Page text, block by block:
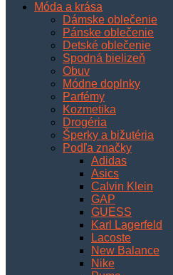
Móda a krása
Dámske oblečenie
Pánske oblečenie
Detské oblečenie
Spodná bielizeň
Obuv
Módne doplnky
Parfémy
Kozmetika
Drogéria
Šperky a bižutéria
Podľa značky
Adidas
Asics
Calvin Klein
GAP
GUESS
Karl Lagerfeld
Lacoste
New Balance
Nike